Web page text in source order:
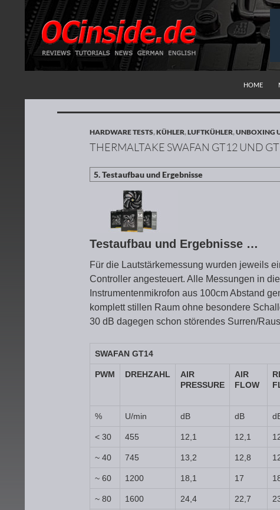
HOME
HARDWARE TESTS,KÜHLER,LUFTKÜHLER,UNBOXING
THERMALTAKE SWAFAN GT12 UND
Testaufbau und Ergebnisse …
Für die Lautstärkemessung wurden jeweils
Controller angesteuert. Alle Messungen in
Instrumentenmikrofon aus 100cm Abstand
komplett stillen Raum ohne besondere
30 dB dagegen schon störendes Surren/
SWAFAN GT14
PWM DREHZAHL
AIR
PRESSURE
AIR
FLOW
% U/min dB dB
< 30 455 12,1 12,1
~ 40 745 13,2 12,8
~ 60 1200 18,1 17
~ 80 1600 24,4 22,7